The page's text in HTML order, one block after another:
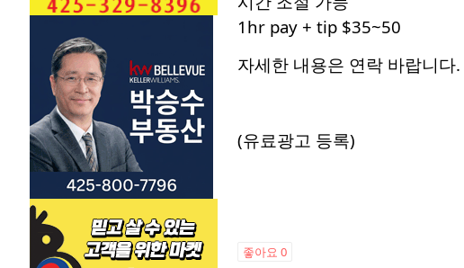
1hr pay + tip $35~50
자세한 내용은 연락 바랍니다.
(유료광고 등록)
좋아요 0